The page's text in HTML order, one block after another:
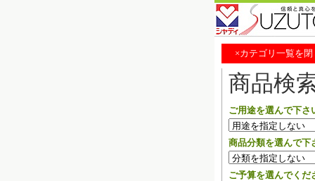
×カテゴリ一覧を閉
商品検
ご用途を選んで下さ
商品分類を選んで下
ご予算を選んでくだ